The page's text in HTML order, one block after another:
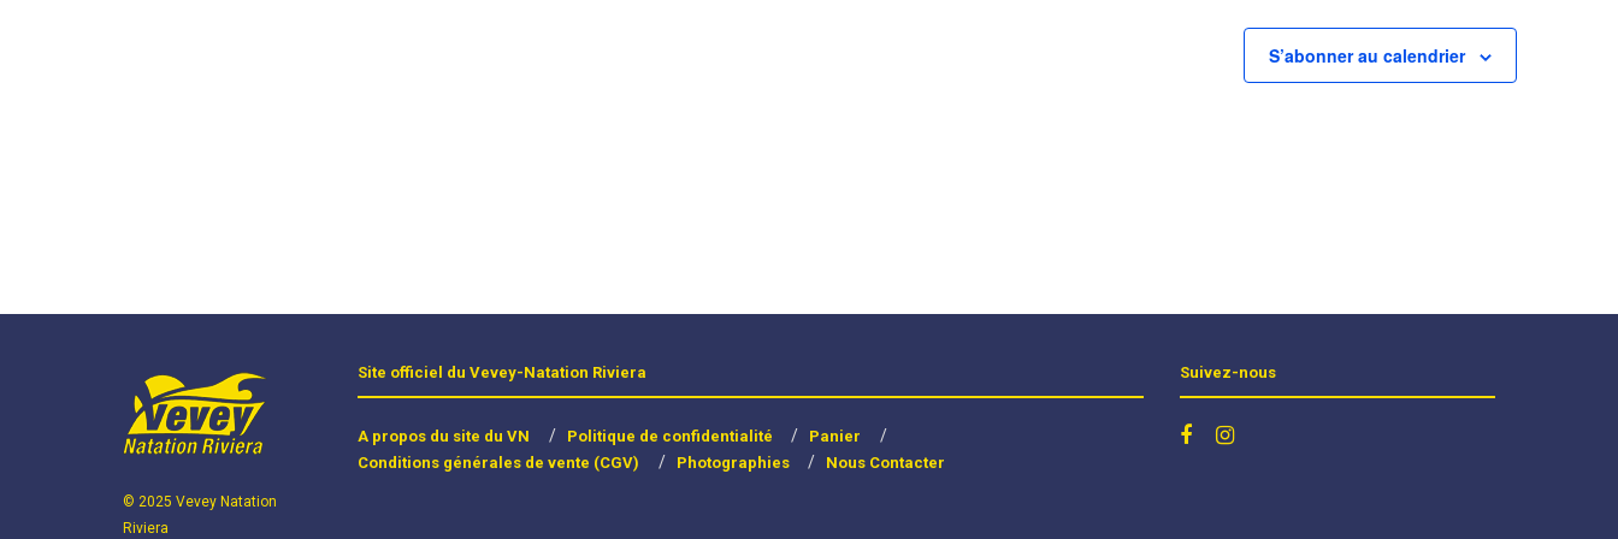
S’abonner au calendrier
© 2025 Vevey Natation
Riviera
Site officiel du Vevey-Natation Riviera
A propos du site du VN Politique de confidentialité
Panier
Conditions générales de vente (CGV)
Photographies Nous Contacter
Suivez-nous